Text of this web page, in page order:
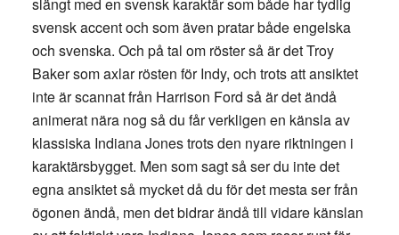
svensk accent och som även pratar både engelska
och svenska. Och på tal om röster så är det Troy
Baker som axlar rösten för Indy, och trots att ansiktet
inte är scannat från Harrison Ford så är det ändå
animerat nära nog så du får verkligen en känsla av
klassiska Indiana Jones trots den nyare riktningen i
karaktärsbygget. Men som sagt så ser du inte det
egna ansiktet så mycket då du för det mesta ser från
ögonen ändå, men det bidrar ändå till vidare känslan